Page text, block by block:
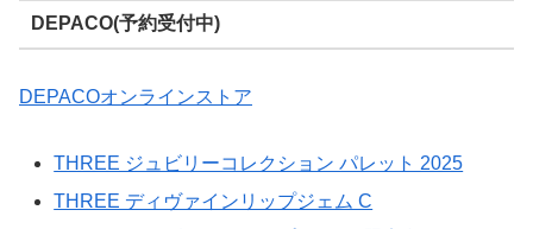
DEPACO(予約受付中)
DEPACOオンラインストア
THREE ジュビリーコレクション パレット 2025
THREE ディヴァインリップジェム C